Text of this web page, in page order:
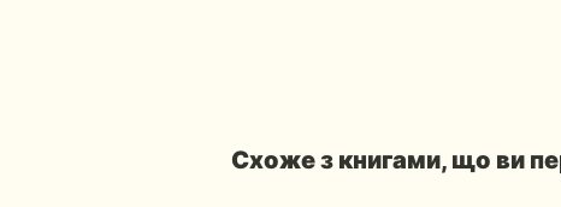
Схоже з книгами, що ви